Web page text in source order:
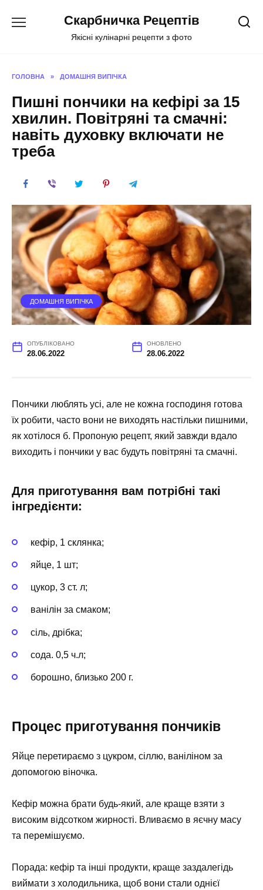
Скарбничка Рецептів
Якісні кулінарні рецепти з фото
ГОЛОВНА » ДОМАШНЯ ВИПІЧКА
Пишні пончики на кефірі за 15
хвилин. Повітряні та смачні:
навіть духовку включати не
треба
ДОМАШНЯ ВИПІЧКА
ОПУБЛІКОВАНО
28.06.2022
ОНОВЛЕНО
28.06.2022
Пончики люблять усі, але не кожна господиня готова
їх робити, часто вони не виходять настільки пишними,
як хотілося б. Пропоную рецепт, який завжди вдало
виходить і пончики у вас будуть повітряні та смачні.
Для приготування вам потрібні такі
інгредієнти:
кефір, 1 склянка;
яйце, 1 шт;
цукор, 3 ст. л;
ванілін за смаком;
сіль, дрібка;
сода. 0,5 ч.л;
борошно, близько 200 г.
Процес приготування пончиків
Яйце перетираємо з цукром, сіллю, ваніліном за
допомогою віночка.
Кефір можна брати будь-який, але краще взяти з
високим відсотком жирності. Вливаємо в яєчну масу
та перемішуємо.
Порада: кефір та інші продукти, краще заздалегідь
виймати з холодильника, щоб вони стали однієї